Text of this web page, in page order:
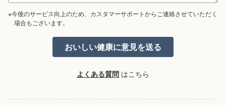
※今後のサービス向上のため、カスタマーサポートからご連絡させていただく
場合もございます。
よくある質問 はこちら